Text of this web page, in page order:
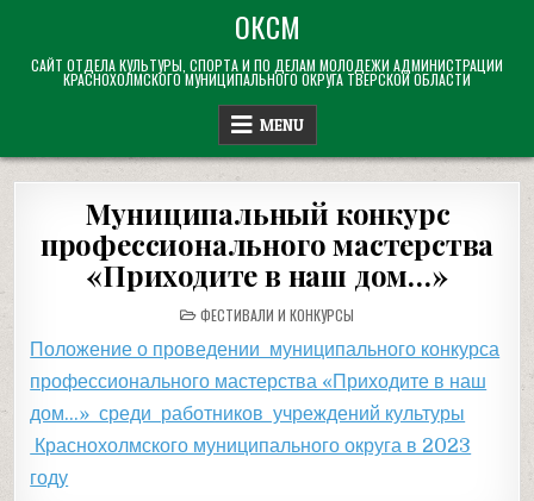
content
ОКСМ
САЙТ ОТДЕЛА КУЛЬТУРЫ, СПОРТА И ПО ДЕЛАМ МОЛОДЕЖИ АДМИНИСТРАЦИИ
КРАСНОХОЛМСКОГО МУНИЦИПАЛЬНОГО ОКРУГА ТВЕРСКОЙ ОБЛАСТИ
MENU
Муниципальный конкурс
профессионального мастерства
«Приходите в наш дом…»
POSTED
IN
ФЕСТИВАЛИ И КОНКУРСЫ
Положение о проведении муниципального конкурса
профессионального мастерства «Приходите в наш
дом…» среди работников учреждений культуры
Краснохолмского муниципального округа в 2023
году